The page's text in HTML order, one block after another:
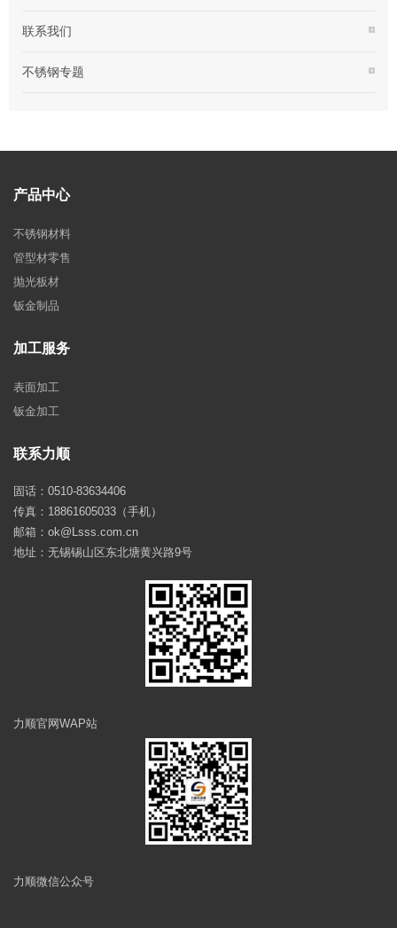
联系我们
不锈钢专题
产品中心
不锈钢材料
管型材零售
抛光板材
钣金制品
加工服务
表面加工
钣金加工
联系力顺
固话：0510-83634406
传真：18861605033（手机）
邮箱：ok@Lsss.com.cn
地址：无锡锡山区东北塘黄兴路9号
力顺官网WAP站
力顺微信公众号